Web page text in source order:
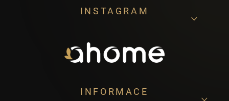
INSTAGRAM
INFORMACE